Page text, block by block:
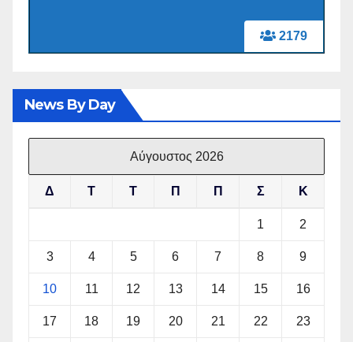
2179
News By Day
Αύγουστος 2026
Δ Τ Τ Π Π Σ Κ
1 2
3 4 5 6 7 8 9
10 11 12 13 14 15 16
17 18 19 20 21 22 23